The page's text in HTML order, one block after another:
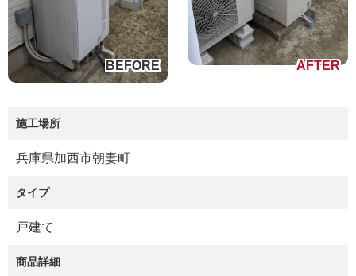
施工場所
兵庫県加西市朝妻町
タイプ
戸建て
商品詳細